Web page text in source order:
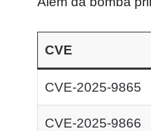
CVE
CVE-2025-9865
CVE-2025-9866